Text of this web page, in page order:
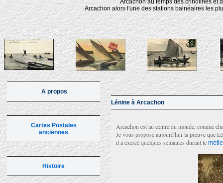
Arcachon au temps des crinolines et
Arcachon alors l'une des stations balnéaires les
A propos
Cartes Postales
anciennes
Histoire
Lénine à Arcachon
Arcachon est au centre du monde, comme
Je vous propose aujourd'hui la preuve que
il a exercé quelques semaines durant le